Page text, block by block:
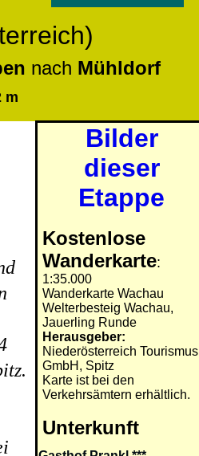
nach Mühldorf
m
Bilder
dieser
Etappe
Kostenlose
Wanderkarte:
1:35.000
Wanderkarte Wachau
Welterbesteig Wachau,
Jauerling Runde
Herausgeber:
Niederösterreich Tourismus
GmbH, Spitz
Karte ist bei den
Verkehrsämtern erhältlich.
Unterkunft